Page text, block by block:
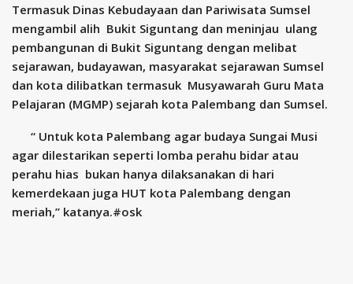
Termasuk Dinas Kebudayaan dan Pariwisata Sumsel
mengambil alih Bukit Siguntang dan meninjau ulang
pembangunan di Bukit Siguntang dengan melibat
sejarawan, budayawan, masyarakat sejarawan Sumsel
dan kota dilibatkan termasuk Musyawarah Guru Mata
Pelajaran (MGMP) sejarah kota Palembang dan Sumsel.
“ Untuk kota Palembang agar budaya Sungai Musi
agar dilestarikan seperti lomba perahu bidar atau
perahu hias bukan hanya dilaksanakan di hari
kemerdekaan juga HUT kota Palembang dengan
meriah,” katanya.#osk